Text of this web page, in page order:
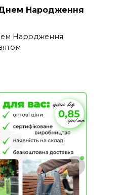
Днем Народження
Народження